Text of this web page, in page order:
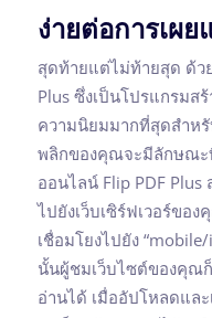
ง่ายต่อการเผย
สุดท้ายแต่ไม่ท้ายสุด ด้ว
Plus ซึ่งเป็นโปรแกรมส
ความนิยมมากที่สุดสำห
พลิกของคุณจะมีลักษณะ
ออนไลน์ Flip PDF
ไปยังเว็บเซิร์ฟเวอร์ขอ
เชื่อมโยงไปยัง
นั้นผู้ชมเว็บไซต์ของคุณ
อ่านได้ เมื่ออัปโหลดแล